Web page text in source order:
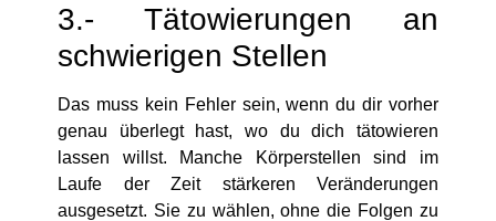
3.- Tätowierungen an
schwierigen Stellen
Das muss kein Fehler sein, wenn du dir vorher
genau überlegt hast, wo du dich tätowieren
lassen willst. Manche Körperstellen sind im
Laufe der Zeit stärkeren Veränderungen
ausgesetzt. Sie zu wählen, ohne die Folgen zu